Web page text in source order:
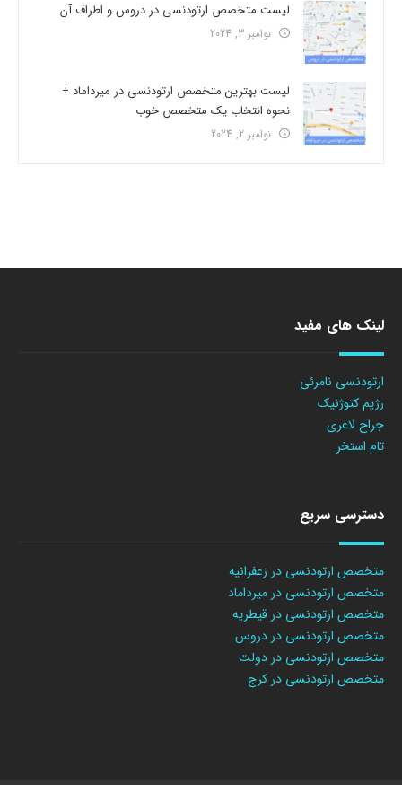
لیست متخصص ارتودنسی در دروس و اطراف آن
نوامبر 3, 2024
لیست بهترین متخصص ارتودنسی در میرداماد +
نحوه انتخاب یک متخصص خوب
نوامبر 2, 2024
لینک های مفید
ارتودنسی نامرئی
رژیم کتوژنیک
جراح لاغری
تام استخر
دسترسی سریع
متخصص ارتودنسی در زعفرانیه
متخصص ارتودنسی در میرداماد
متخصص ارتودنسی در قیطریه
متخصص ارتودنسی در دروس
متخصص ارتودنسی در دولت
متخصص ارتودنسی در کرج